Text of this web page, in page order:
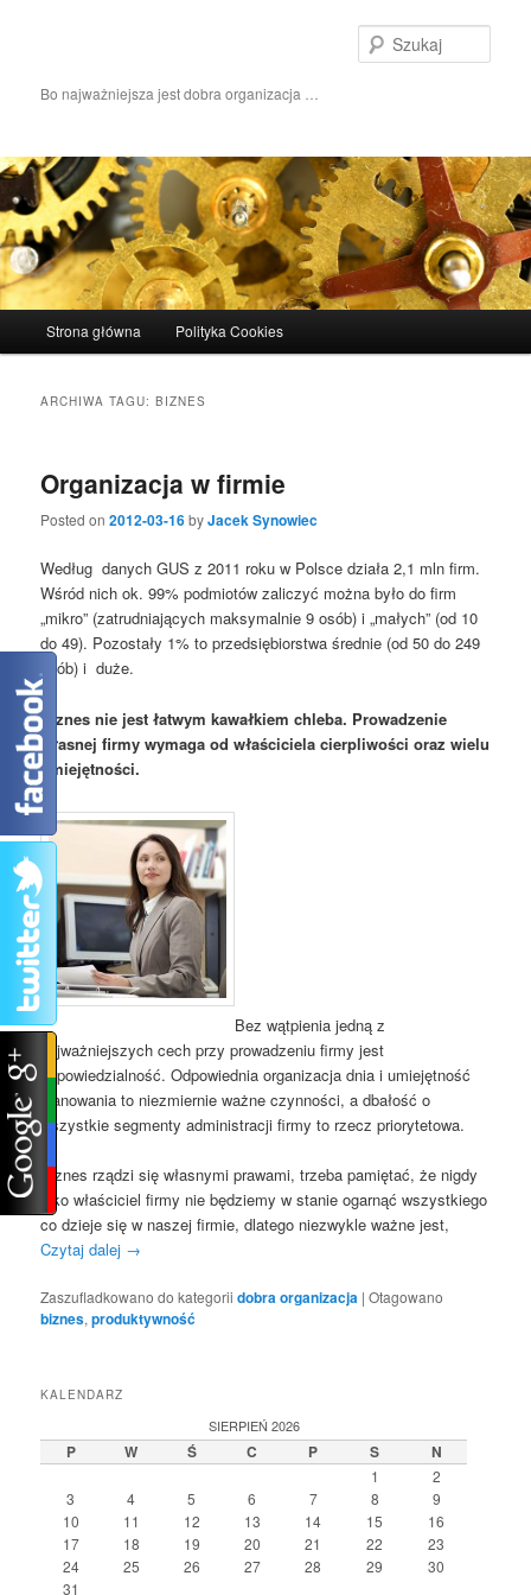
Bo najważniejsza jest dobra organizacja …
Przeskocz do tekstu
Przeskocz do widgetów
Strona główna Polityka Cookies
ARCHIWA TAGU:BIZNES
Organizacja w firmie
Posted on2012-03-16byJacek Synowiec
Według danych GUS z 2011 roku w Polsce działa 2,1 mln firm.
Wśród nich ok. 99% podmiotów zaliczyć można było do firm
„mikro” (zatrudniających maksymalnie 9 osób) i „małych” (od 10
do 49). Pozostały 1% to przedsiębiorstwa średnie (od 50 do 249
osób) i duże.
Biznes nie jest łatwym kawałkiem chleba. Prowadzenie
własnej firmy wymaga od właściciela cierpliwości oraz wielu
umiejętności.
Bez wątpienia jedną z
najważniejszych cech przy prowadzeniu firmy jest
odpowiedzialność. Odpowiednia organizacja dnia i umiejętność
planowania to niezmiernie ważne czynności, a dbałość o
wszystkie segmenty administracji firmy to rzecz priorytetowa.
Biznes rządzi się własnymi prawami, trzeba pamiętać, że nigdy
jako właściciel firmy nie będziemy w stanie ogarnąć wszystkiego
co dzieje się w naszej firmie, dlatego niezwykle ważne jest,
Czytaj dalej →
Zaszufladkowano do kategorii dobra organizacja |Otagowano
biznes,produktywność
KALENDARZ
SIERPIEŃ 2026
P W Ś C P S N
1
2
3
4 5 6 7 8
9
10
11 12 13 14 15
16
17
18 19 20 21 22
23
24
25 26 27 28 29
30
31